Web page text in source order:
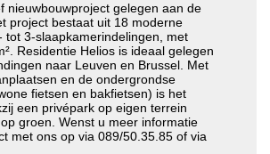
nieuwbouwproject gelegen aan de
project bestaat uit 18 moderne
3-slaapkamerindelingen, met
Residentie Helios is ideaal gelegen
naar Leuven en Brussel. Met
en de ondergrondse
fietsen en bakfietsen) is het
een privépark op eigen terrein
groen. Wenst u meer informatie
met ons op via 089/50.35.85 of via